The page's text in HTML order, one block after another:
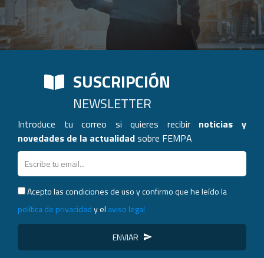
SUSCRIPCIÓN
NEWSLETTER
Introduce tu correo si quieres recibir noticias y
novedades de la actualidadsobre FEMPA
Acepto las condiciones de uso y confirmo que he leído la
política de privacidady el aviso legal
ENVIAR